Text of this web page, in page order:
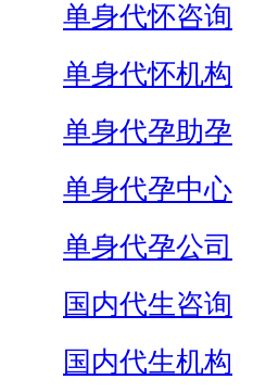
单身代怀咨询
单身代怀机构
单身代孕助孕
单身代孕中心
单身代孕公司
国内代生咨询
国内代生机构